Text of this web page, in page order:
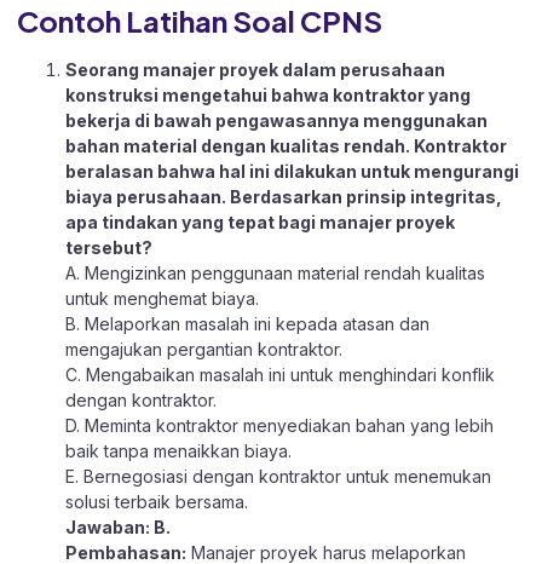
Contoh Latihan Soal CPNS
Seorang manajer proyek dalam perusahaan
konstruksi mengetahui bahwa kontraktor yang
bekerja di bawah pengawasannya menggunakan
bahan material dengan kualitas rendah. Kontraktor
beralasan bahwa hal ini dilakukan untuk mengurangi
biaya perusahaan. Berdasarkan prinsip integritas,
apa tindakan yang tepat bagi manajer proyek
tersebut?
A. Mengizinkan penggunaan material rendah kualitas
untuk menghemat biaya.
B. Melaporkan masalah ini kepada atasan dan
mengajukan pergantian kontraktor.
C. Mengabaikan masalah ini untuk menghindari konflik
dengan kontraktor.
D. Meminta kontraktor menyediakan bahan yang lebih
baik tanpa menaikkan biaya.
E. Bernegosiasi dengan kontraktor untuk menemukan
solusi terbaik bersama.
Jawaban: B.
Pembahasan: Manajer proyek harus melaporkan